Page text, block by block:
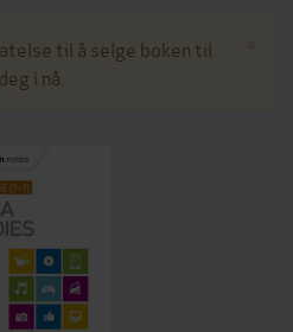
til å selge boken til
i nå.